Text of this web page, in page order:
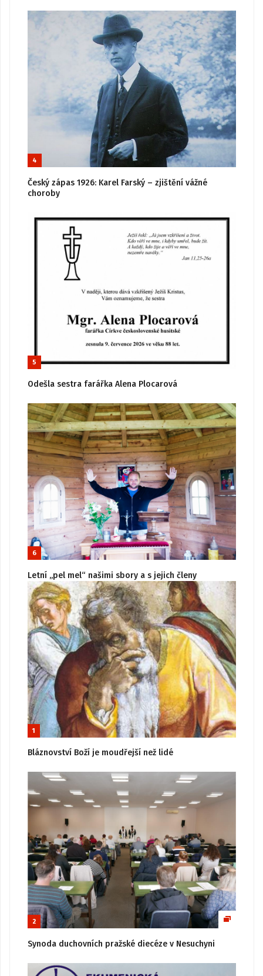
4
Český zápas 1926: Karel Farský – zjištění vážné
choroby
5
Odešla sestra farářka Alena Plocarová
6
Letní „pel mel“ našimi sbory a s jejich členy
1
Bláznovství Boží je moudřejší než lidé
2
Synoda duchovních pražské diecéze v Nesuchyni